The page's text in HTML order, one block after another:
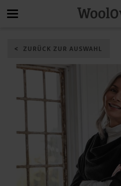
navigation
ZURÜCK ZUR AUSWAHL